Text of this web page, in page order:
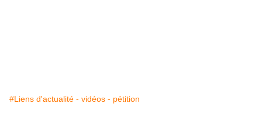
#Liens d'actualité - vidéos - pétition